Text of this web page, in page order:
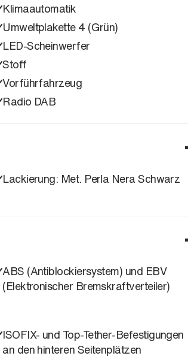
Klimaautomatik
Umweltplakette 4 (Grün)
LED-Scheinwerfer
Stoff
Vorführfahrzeug
Radio DAB
Lackierung: Met. Perla Nera Schwarz
ABS (Antiblockiersystem) und EBV
(Elektronischer Bremskraftverteiler)
ISOFIX- und Top-Tether-Befestigungen
an den hinteren Seitenplätzen